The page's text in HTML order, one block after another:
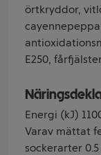
örtkryddor,
E250,
Energi (kJ)
Varav mättat
sockerarter